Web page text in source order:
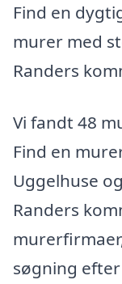
Find en
murer med
Randers
Vi fandt 48
Find en
Uggelhuse
Randers
søgning